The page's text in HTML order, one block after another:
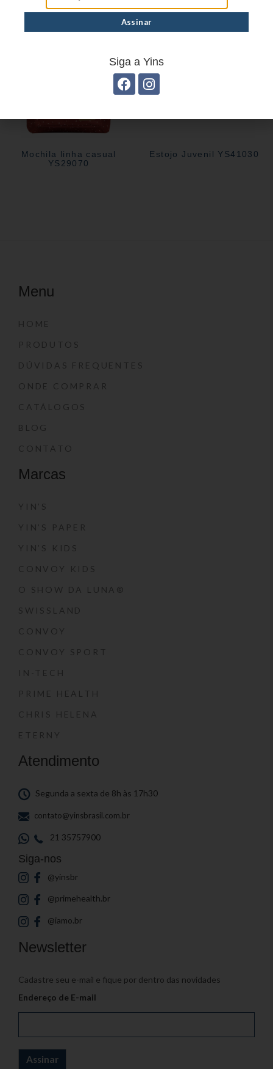
Mochila linha casual
YS29070
Estojo Juvenil YS41030
Menu
HOME
PRODUTOS
DÚVIDAS FREQUENTES
ONDE COMPRAR
CATÁLOGOS
BLOG
CONTATO
Marcas
YIN’S
YIN’S PAPER
YIN’S KIDS
CONVOY KIDS
O SHOW DA LUNA®
SWISSLAND
CONVOY
CONVOY SPORT
IN-TECH
PRIME HEALTH
CHRIS HELENA
ETERNY
Atendimento
Segunda a sexta de 8h às 17h30
contato@yinsbrasil.com.br
21 35757900
Siga-nos
@yinsbr
@primehealth.br
@iamo.br
Newsletter
Cadastre seu e-mail e fique por dentro das novidades
Endereço de E-mail
Siga a Yins